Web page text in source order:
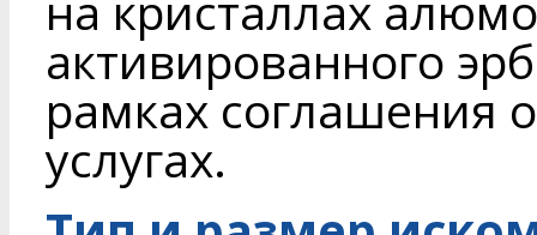
активированного
рамках соглашения
услугах.